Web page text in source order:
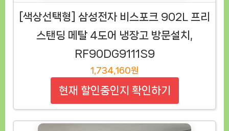
[색상선택형] 삼성전자 비스포크 902L 프리
스탠딩 메탈 4도어 냉장고 방문설치,
RF90DG9111S9
1,734,160원
현재 할인중인지 확인하기